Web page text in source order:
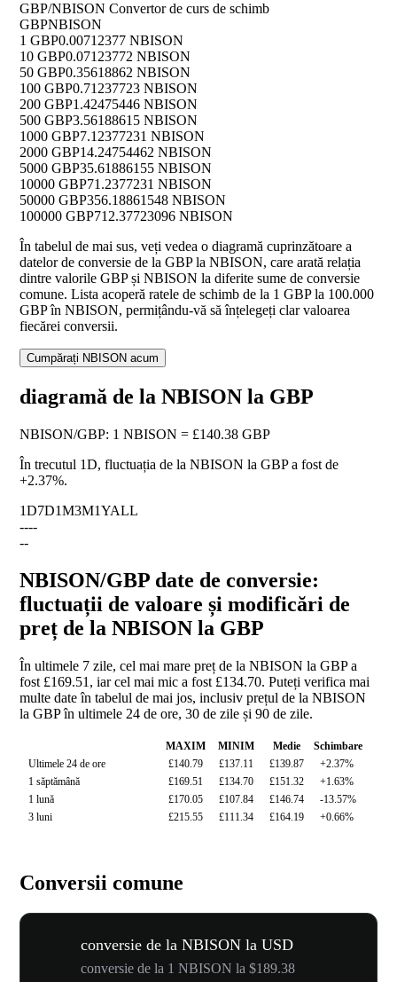
GBP/NBISON Convertor de curs de schimb
GBPNBISON
1 GBP0.00712377 NBISON
10 GBP0.07123772 NBISON
50 GBP0.35618862 NBISON
100 GBP0.71237723 NBISON
200 GBP1.42475446 NBISON
500 GBP3.56188615 NBISON
1000 GBP7.12377231 NBISON
2000 GBP14.24754462 NBISON
5000 GBP35.61886155 NBISON
10000 GBP71.2377231 NBISON
50000 GBP356.18861548 NBISON
100000 GBP712.37723096 NBISON
În tabelul de mai sus, veți vedea o diagramă cuprinzătoare a
datelor de conversie de la GBP la NBISON, care arată relația
dintre valorile GBP și NBISON la diferite sume de conversie
comune. Lista acoperă ratele de schimb de la 1 GBP la 100.000
GBP în NBISON, permițându-vă să înțelegeți clar valoarea
fiecărei conversii.
Cumpărați NBISON acum
diagramă de la NBISON la GBP
NBISON/GBP: 1 NBISON = £140.38 GBP
În trecutul 1D, fluctuația de la NBISON la GBP a fost de
+2.37%.
1D7D1M3M1YALL
----
--
NBISON/GBP date de conversie:
fluctuații de valoare și modificări de
preț de la NBISON la GBP
În ultimele 7 zile, cel mai mare preț de la NBISON la GBP a
fost £169.51, iar cel mai mic a fost £134.70. Puteți verifica mai
multe date în tabelul de mai jos, inclusiv prețul de la NBISON
la GBP în ultimele 24 de ore, 30 de zile și 90 de zile.
MAXIM MINIM Medie
Schimbare
Ultimele 24 de ore
£140.79 £137.11 £139.87
+2.37%
1 săptămână
£169.51 £134.70 £151.32
+1.63%
1 lună
£170.05 £107.84 £146.74
-13.57%
3 luni
£215.55 £111.34 £164.19 +0.66%
Conversii comune
conversie de la NBISON la USD
conversie de la 1 NBISON la $189.38